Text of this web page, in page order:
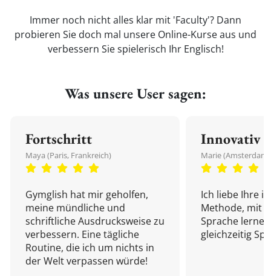
Immer noch nicht alles klar mit 'Faculty'? Dann
probieren Sie doch mal unsere Online-Kurse aus und
verbessern Sie spielerisch Ihr Englisch!
Was unsere User sagen:
Fortschritt
Maya (Paris, Frankreich)
Gymglish hat mir geholfen,
meine mündliche und
schriftliche Ausdrucksweise zu
verbessern. Eine tägliche
Routine, die ich um nichts in
der Welt verpassen würde!
Innovativ
Marie
Ich liebe Ihre
Methode, mit
Sprache
gleichzeitig